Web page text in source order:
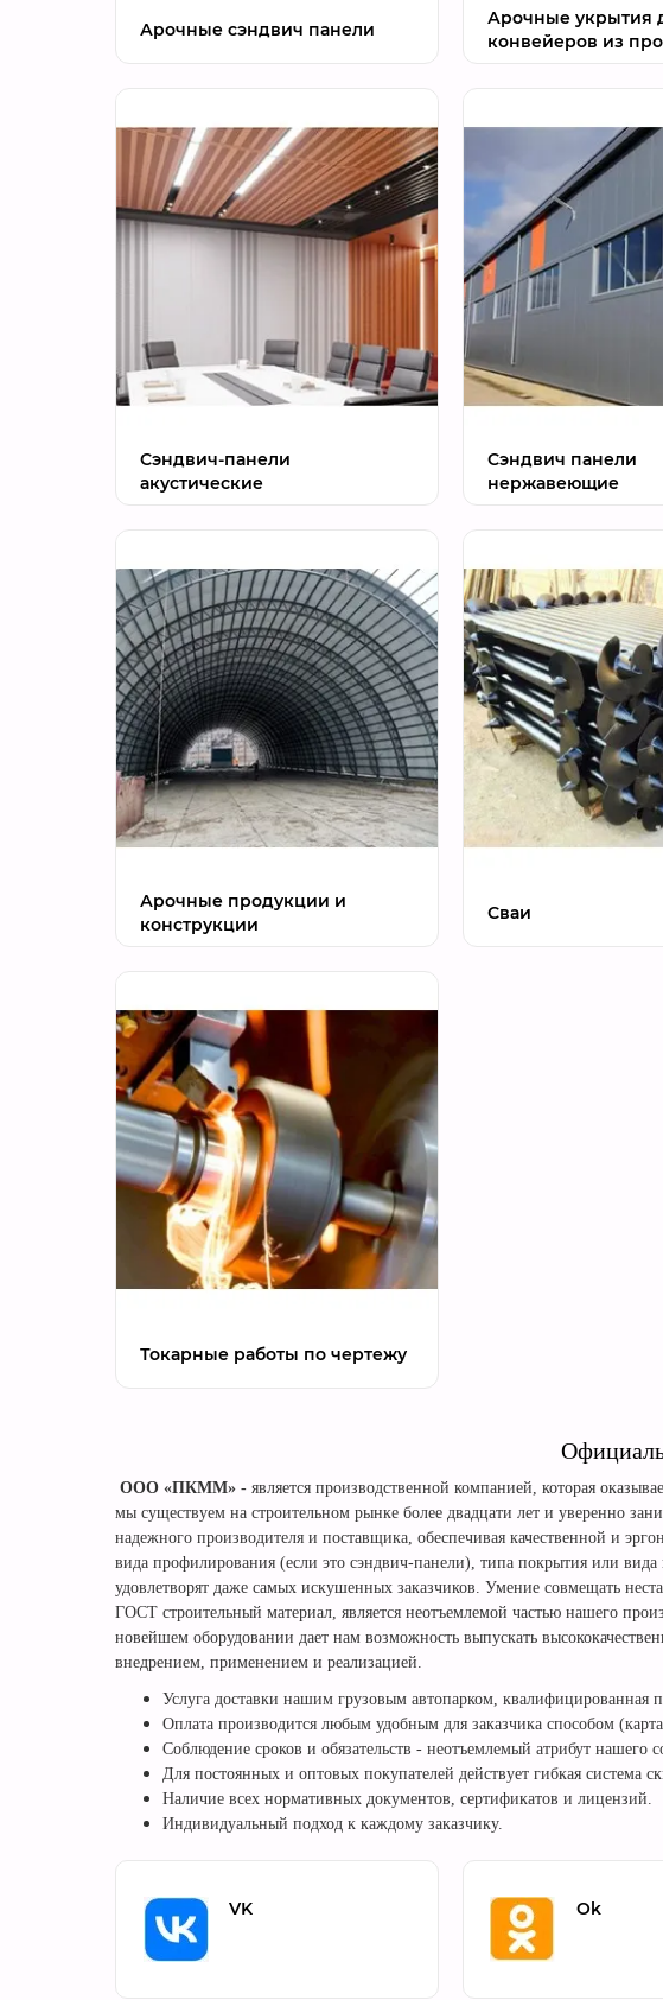
Арочные сэндвич панели
Арочные укрытия
конвейеров из
Сэндвич-панели
акустические
Сэндвич панели
нержавеющие
Арочные продукции и
конструкции
Сваи
Токарные работы по чертежу
ООО «ПКММ» - является производственной компанией, которая
мы существуем на строительном рынке более двадцати лет и уверенно
надежного производителя и поставщика, обеспечивая качественной и
вида профилирования (если это сэндвич-панели), типа покрытия или
удовлетворят даже самых искушенных заказчиков. Умение совмещать
ГОСТ строительный материал, является неотъемлемой частью нашего
новейшем оборудовании дает нам возможность выпускать
внедрением, применением и реализацией.
Услуга доставки нашим грузовым автопарком, квалифицированная
Оплата производится любым удобным для заказчика способом
Соблюдение сроков и обязательств - неотъемлемый атрибут нашего
Для постоянных и оптовых покупателей действует гибкая система
Наличие всех нормативных документов, сертификатов и лицензий.
Индивидуальный подход к каждому заказчику.
VK Ok